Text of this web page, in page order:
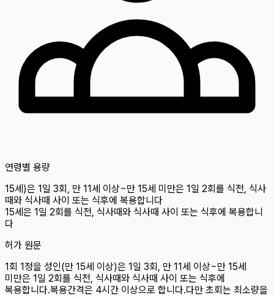
연령별 용량
15세)은 1일 3회, 만 11세 이상~만 15세 미만은 1일 2회를 식전, 식사
때와 식사때 사이 또는 식후에 복용합니다
15세은 1일 2회를 식전, 식사때와 식사때 사이 또는 식후에 복용합니
다
허가 원문
1회 1정을 성인(만 15세 이상)은 1일 3회, 만 11세 이상~만 15세
미만은 1일 2회를 식전, 식사때와 식사때 사이 또는 식후에
복용합니다.복용간격은 4시간 이상으로 합니다.다만 초회는 최소량을